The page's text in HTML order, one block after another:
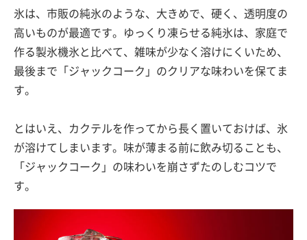
氷は、市販の純氷のような、大きめで、硬く、透明度の
高いものが最適です。ゆっくり凍らせる純氷は、家庭で
作る製氷機氷と比べて、雑味が少なく溶けにくいため、
最後まで「ジャックコーク」のクリアな味わいを保てま
す。
とはいえ、カクテルを作ってから長く置いておけば、氷
が溶けてしまいます。味が薄まる前に飲み切ることも、
「ジャックコーク」の味わいを崩さずたのしむコツで
す。